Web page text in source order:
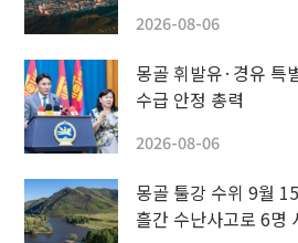
2026-08-06
몽골 휘발유·경유
수급 안정 총력
2026-08-06
몽골 툴강 수위 9월
흘간 수난사고로 6명